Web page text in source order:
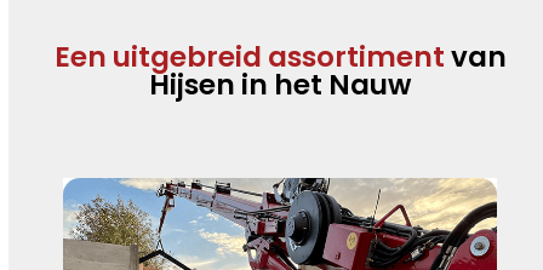
Een uitgebreid assortimentvan
Hijsen in het Nauw